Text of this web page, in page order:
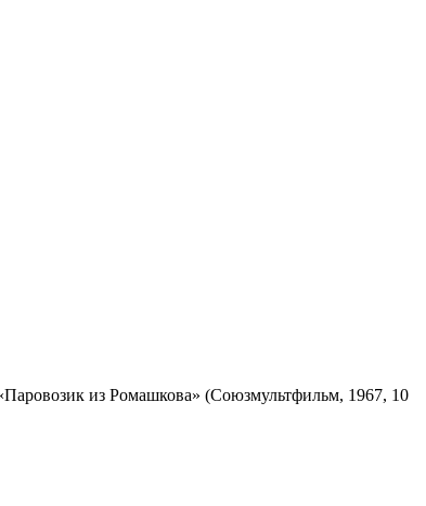
из Ромашкова» (Союзмультфильм, 1967, 10